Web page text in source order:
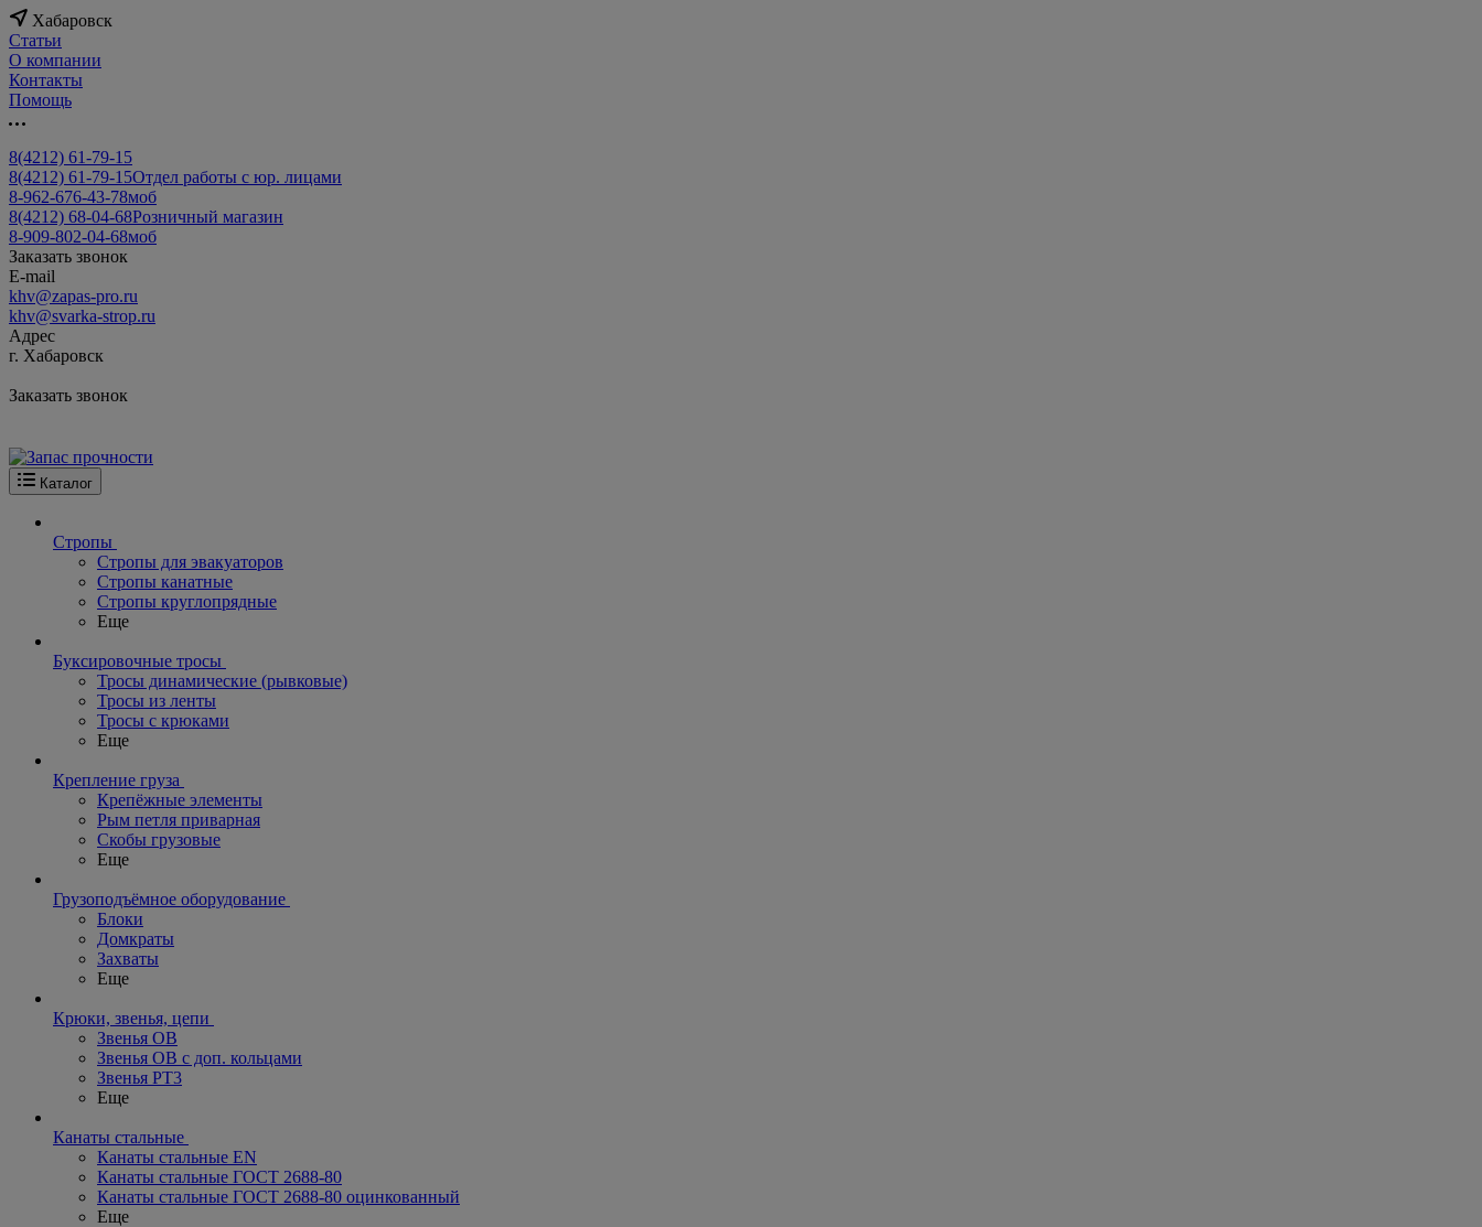
Хабаровск
Статьи
О компании
Контакты
Помощь
8(4212) 61-79-15
8(4212) 61-79-15Отдел работы с юр. лицами
8-962-676-43-78моб
8(4212) 68-04-68Розничный магазин
8-909-802-04-68моб
Заказать звонок
E-mail
khv@zapas-pro.ru
khv@svarka-strop.ru
Адрес
г. Хабаровск
Заказать звонок
Каталог
Стропы
Стропы для эвакуаторов
Стропы канатные
Стропы круглопрядные
Еще
Буксировочные тросы
Тросы динамические (рывковые)
Тросы из ленты
Тросы с крюками
Еще
Крепление груза
Крепёжные элементы
Рым петля приварная
Скобы грузовые
Еще
Грузоподъёмное оборудование
Блоки
Домкраты
Захваты
Еще
Крюки, звенья, цепи
Звенья ОВ
Звенья ОВ с доп. кольцами
Звенья РТ3
Еще
Канаты стальные
Канаты стальные EN
Канаты стальные ГОСТ 2688-80
Канаты стальные ГОСТ 2688-80 оцинкованный
Еще